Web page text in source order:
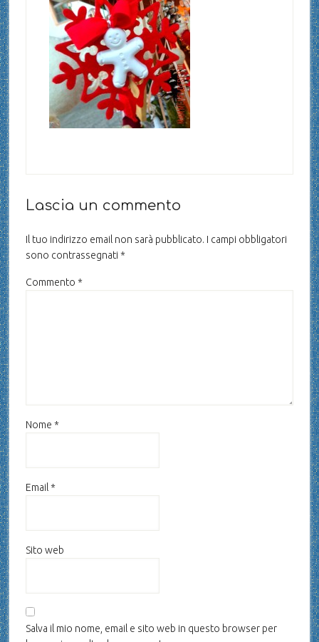
Lascia un commento
Il tuo indirizzo email non sarà pubblicato. I campi obbligatori
sono contrassegnati *
Commento *
Nome *
Email *
Sito web
Salva il mio nome, email e sito web in questo browser per